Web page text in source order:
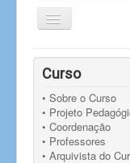
Alternar
Navegação
Você está aqui:
Resultado de
Medeiros
Curso
• Sobre o Curso
• Projeto
• Coordenação
• Professores
• Arquivista do